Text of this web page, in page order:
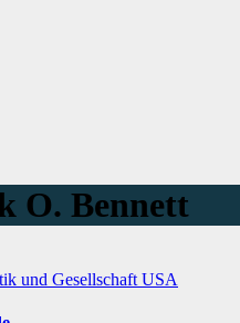
O. Bennett
und Gesellschaft USA